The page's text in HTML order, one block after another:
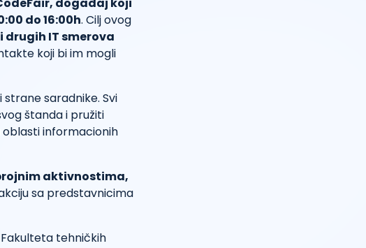
do 16:00h. Cilj ovog
IT smerova
koji bi im mogli
saradnike. Svi
štanda i pružiti
oblasti informacionih
aktivnostima,
sa predstavnicima
tehničkih